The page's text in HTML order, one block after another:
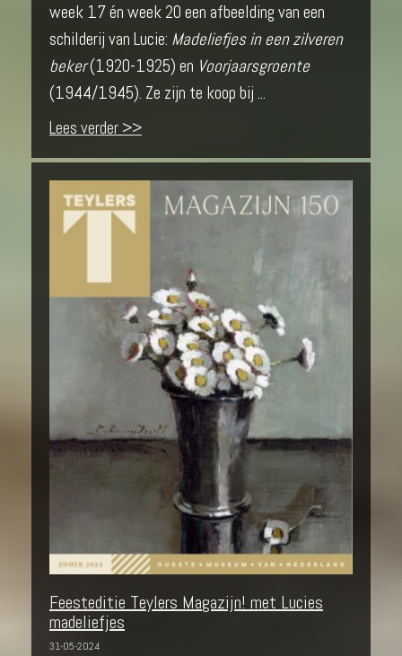
week 17 én week 20 een afbeelding van een
schilderij van Lucie: Madeliefjes in een zilveren
beker(1920-1925) en Voorjaarsgroente
(1944/1945). Ze zijn te koop bij ...
Lees verder >>
Feesteditie Teylers Magazijn! met Lucies
madeliefjes
31-05-2024